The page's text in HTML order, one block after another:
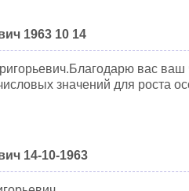
1963 10 14
вас ваш
значений для роста
14-10-1963